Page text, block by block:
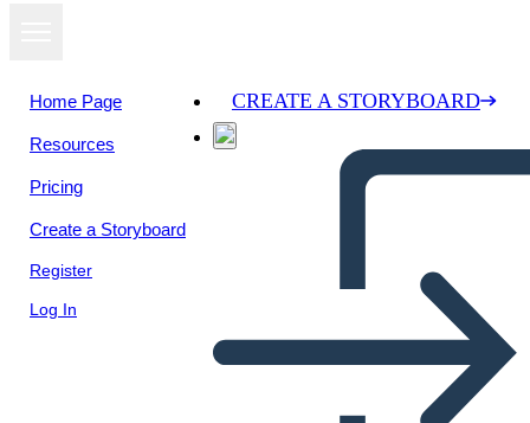
Home Page
Resources
Pricing
Create a Storyboard
Register
Log In
CREATE A STORYBOARD